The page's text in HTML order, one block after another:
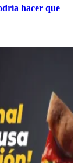
hacer que